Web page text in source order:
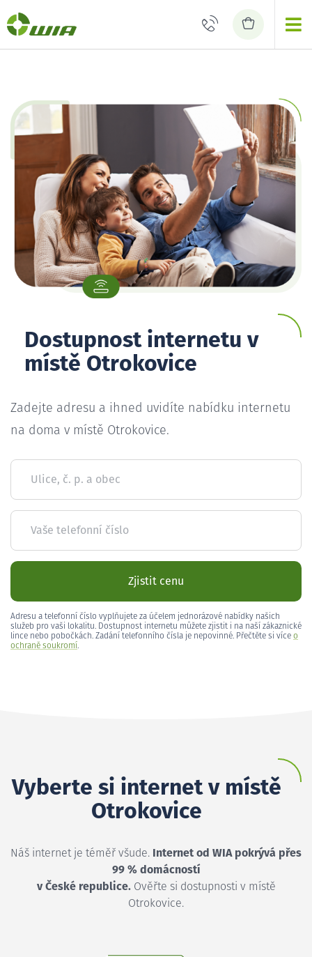
Dostupnost internetu v
místě Otrokovice
Zadejte adresu a ihned uvidíte nabídku internetu
na doma v místě Otrokovice.
Ulice, č. p. a obec
Vaše telefonní číslo
Zjistit cenu
Adresu a telefonní číslo vyplňujete za účelem jednorázové nabídky našich
služeb pro vaši lokalitu. Dostupnost internetu můžete zjistit i na naší zákaznické
lince nebo pobočkách. Zadání telefonního čísla je nepovinné. Přečtěte si více o
ochraně soukromí.
Vyberte si internet v místě
Otrokovice
Náš internet je téměř všude. Internet od WIA pokrývá přes
99 % domácností
v České republice.Ověřte si dostupnosti v místě
Otrokovice.